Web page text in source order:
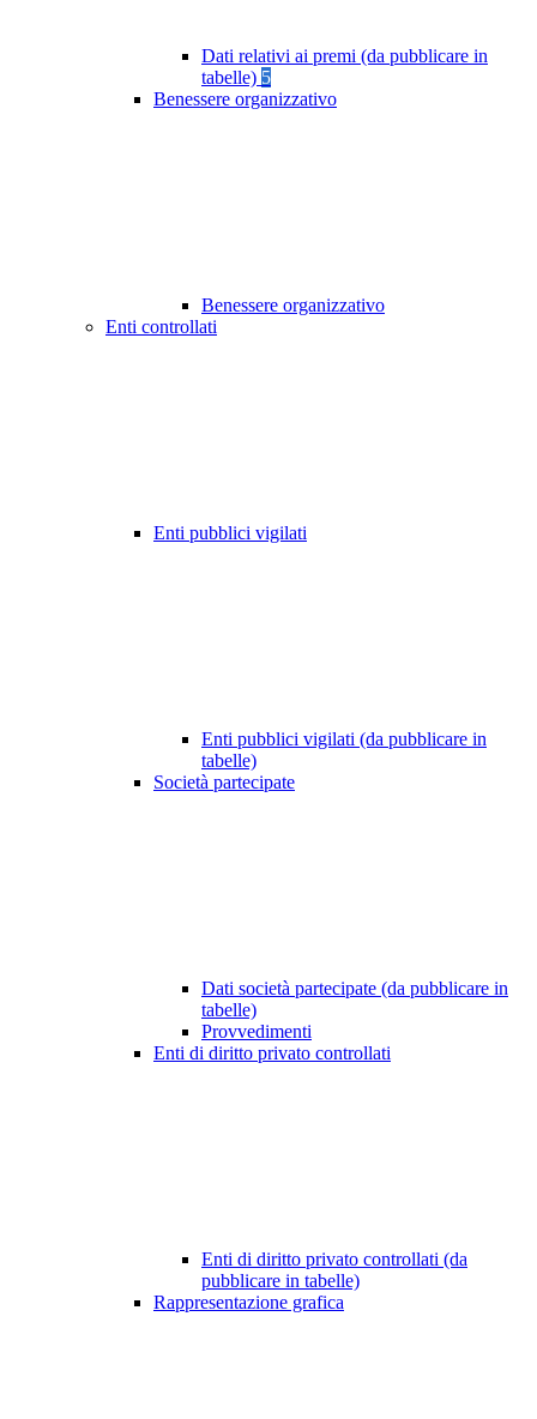
Dati relativi ai premi (da pubblicare in
tabelle) 5
Benessere organizzativo
Benessere organizzativo
Enti controllati
Enti pubblici vigilati
Enti pubblici vigilati (da pubblicare in
tabelle)
Società partecipate
Dati società partecipate (da pubblicare in
tabelle)
Provvedimenti
Enti di diritto privato controllati
Enti di diritto privato controllati (da
pubblicare in tabelle)
Rappresentazione grafica